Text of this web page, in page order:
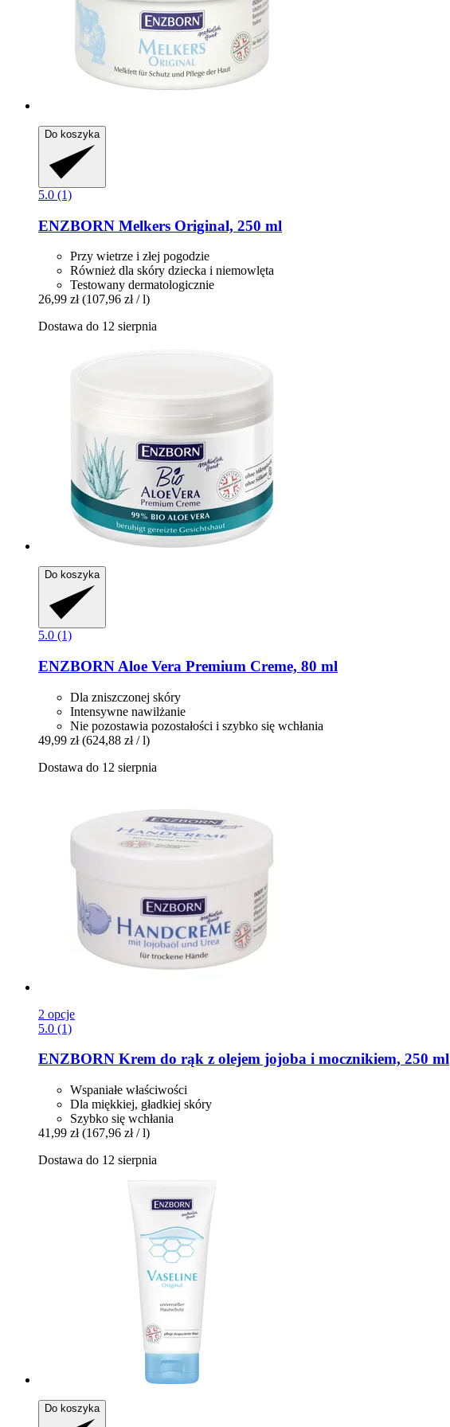
Do koszyka
5.0 (1)
ENZBORN Melkers Original, 250 ml
Przy wietrze i złej pogodzie
Również dla skóry dziecka i niemowlęta
Testowany dermatologicznie
26,99 zł (107,96 zł / l)
Dostawa do 12 sierpnia
Do koszyka
5.0 (1)
ENZBORN Aloe Vera Premium Creme, 80 ml
Dla zniszczonej skóry
Intensywne nawilżanie
Nie pozostawia pozostałości i szybko się wchłania
49,99 zł (624,88 zł / l)
Dostawa do 12 sierpnia
2 opcje
5.0 (1)
ENZBORN Krem do rąk z olejem jojoba i mocznikiem, 250 ml
Wspaniałe właściwości
Dla miękkiej, gładkiej skóry
Szybko się wchłania
41,99 zł (167,96 zł / l)
Dostawa do 12 sierpnia
Do koszyka